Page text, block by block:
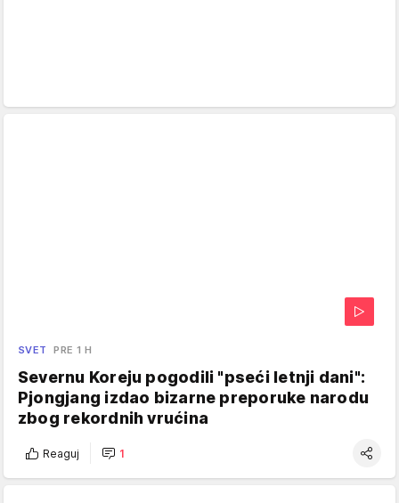
SVET PRE 1 H
Severnu Koreju pogodili "pseći letnji dani":
Pjongjang izdao bizarne preporuke narodu
zbog rekordnih vrućina
Reaguj 1